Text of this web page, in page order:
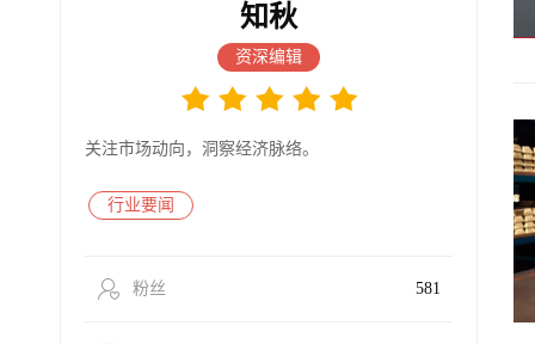
知秋
资深编辑
关注市场动向，洞察经济脉络。
行业要闻
粉丝 581